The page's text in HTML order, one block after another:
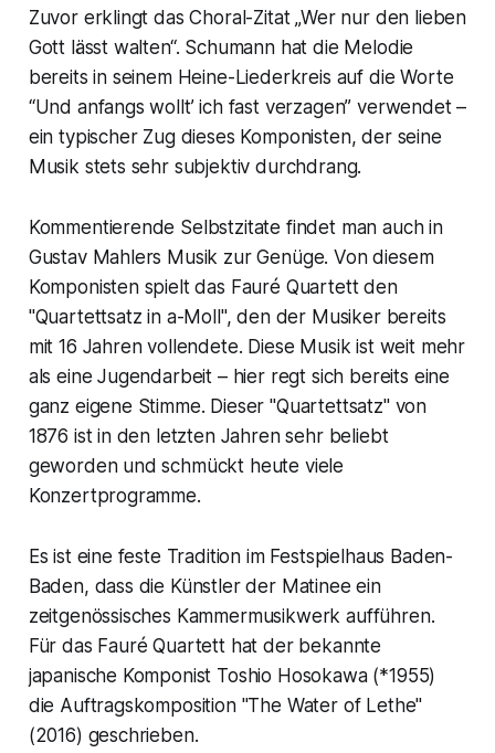
Zuvor erklingt das Choral-Zitat „Wer nur den lieben
Gott lässt walten“. Schumann hat die Melodie
bereits in seinem Heine-Liederkreis auf die Worte
“Und anfangs wollt’ ich fast verzagen” verwendet –
ein typischer Zug dieses Komponisten, der seine
Musik stets sehr subjektiv durchdrang.
Kommentierende Selbstzitate findet man auch in
Gustav Mahlers Musik zur Genüge. Von diesem
Komponisten spielt das Fauré Quartett den
"Quartettsatz in a-Moll", den der Musiker bereits
mit 16 Jahren vollendete. Diese Musik ist weit mehr
als eine Jugendarbeit – hier regt sich bereits eine
ganz eigene Stimme. Dieser "Quartettsatz" von
1876 ist in den letzten Jahren sehr beliebt
geworden und schmückt heute viele
Konzertprogramme.
Es ist eine feste Tradition im Festspielhaus Baden-
Baden, dass die Künstler der Matinee ein
zeitgenössisches Kammermusikwerk aufführen.
Für das Fauré Quartett hat der bekannte
japanische Komponist Toshio Hosokawa (*1955)
die Auftragskomposition "The Water of Lethe"
(2016) geschrieben.